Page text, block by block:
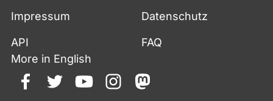
Impressum Datenschutz
API
FAQ
More in English
facebooktwitteryoutubeinstagrammastodon